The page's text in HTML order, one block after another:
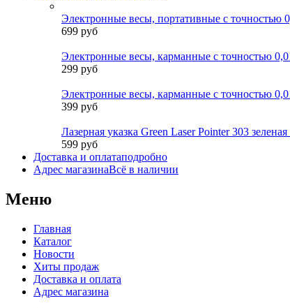
Электронные весы, портативные с точностью
699 руб
Электронные весы, карманные с точностью
299 руб
Электронные весы, карманные с точностью
399 руб
Лазерная указка Green Laser Pointer 303
599 руб
Доставка и оплатаподробно
Адрес магазинаВсё в наличии
Меню
Главная
Каталог
Новости
Хиты продаж
Доставка и оплата
Адрес магазина